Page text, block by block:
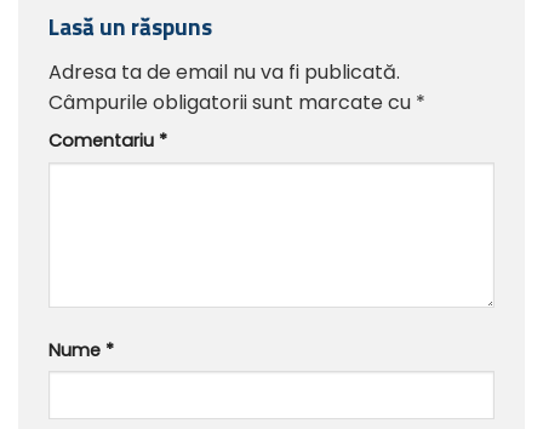
Lasă un răspuns
Adresa ta de email nu va fi publicată.
Câmpurile obligatorii sunt marcate cu *
Comentariu *
Nume *